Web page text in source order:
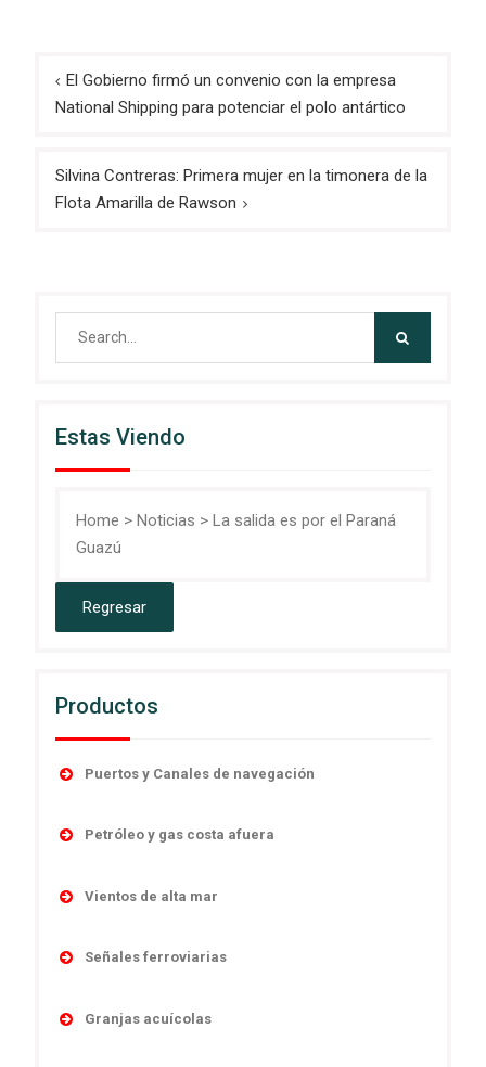
Navegación
de
El Gobierno firmó un convenio con la empresa
National Shipping para potenciar el polo antártico
Silvina Contreras: Primera mujer en la timonera de la
Flota Amarilla de Rawson
Estas Viendo
Home > Noticias > La salida es por el Paraná
Guazú
Productos
Puertos y Canales de navegación
Linternas autocontenidas
Luces direccionales
Petróleo y gas costa afuera
Linternas antiexplosivas
Sistemas de poder
Vientos de alta mar
Sistema y controles
Señales ferroviarias
Señales absolutas y de distancia
Granjas acuícolas